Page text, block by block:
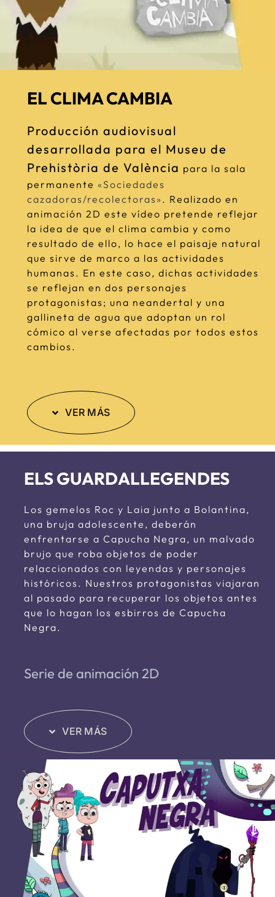
EL CLIMA CAMBIA
Producción audiovisual
desarrollada para el Museu de
Prehistòria de València para la sala
permanente «Sociedades
cazadoras/recolectoras». Realizado en
animación 2D este vídeo pretende reflejar
la idea de que el clima cambia y como
resultado de ello, lo hace el paisaje natural
que sirve de marco a las actividades
humanas. En este caso, dichas actividades
se reflejan en dos personajes
protagonistas; una neandertal y una
gallineta de agua que adoptan un rol
cómico al verse afectadas por todos estos
cambios.
VER MÁS
ELS GUARDALLEGENDES
Los gemelos Roc y Laia junto a Bolantina,
una bruja adolescente, deberán
enfrentarse a Capucha Negra, un malvado
brujo que roba objetos de poder
relaccionados con leyendas y personajes
históricos. Nuestros protagonistas viajaran
al pasado para recuperar los objetos antes
que lo hagan los esbirros de Capucha
Negra.
Serie de animación 2D
VER MÁS